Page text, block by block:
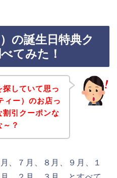
の誕生日特典ク
てみた！
していて思っ
ィー）のお店っ
割引クーポンな
？
、７月、８月、９月、１